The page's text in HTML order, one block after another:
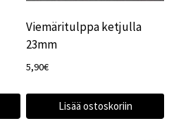
Viemäritulppa ketjulla
23mm
5,90€
Lisää ostoskoriin